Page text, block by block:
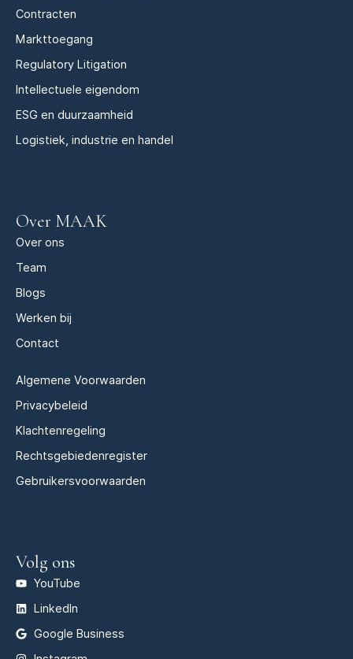
Contracten
Markttoegang
Regulatory Litigation
Intellectuele eigendom
ESG en duurzaamheid
Logistiek, industrie en handel
Over MAAK
Over ons
Team
Blogs
Werken bij
Contact
Algemene Voorwaarden
Privacybeleid
Klachtenregeling
Rechtsgebiedenregister
Gebruikersvoorwaarden
Volg ons
YouTube
LinkedIn
Google Business